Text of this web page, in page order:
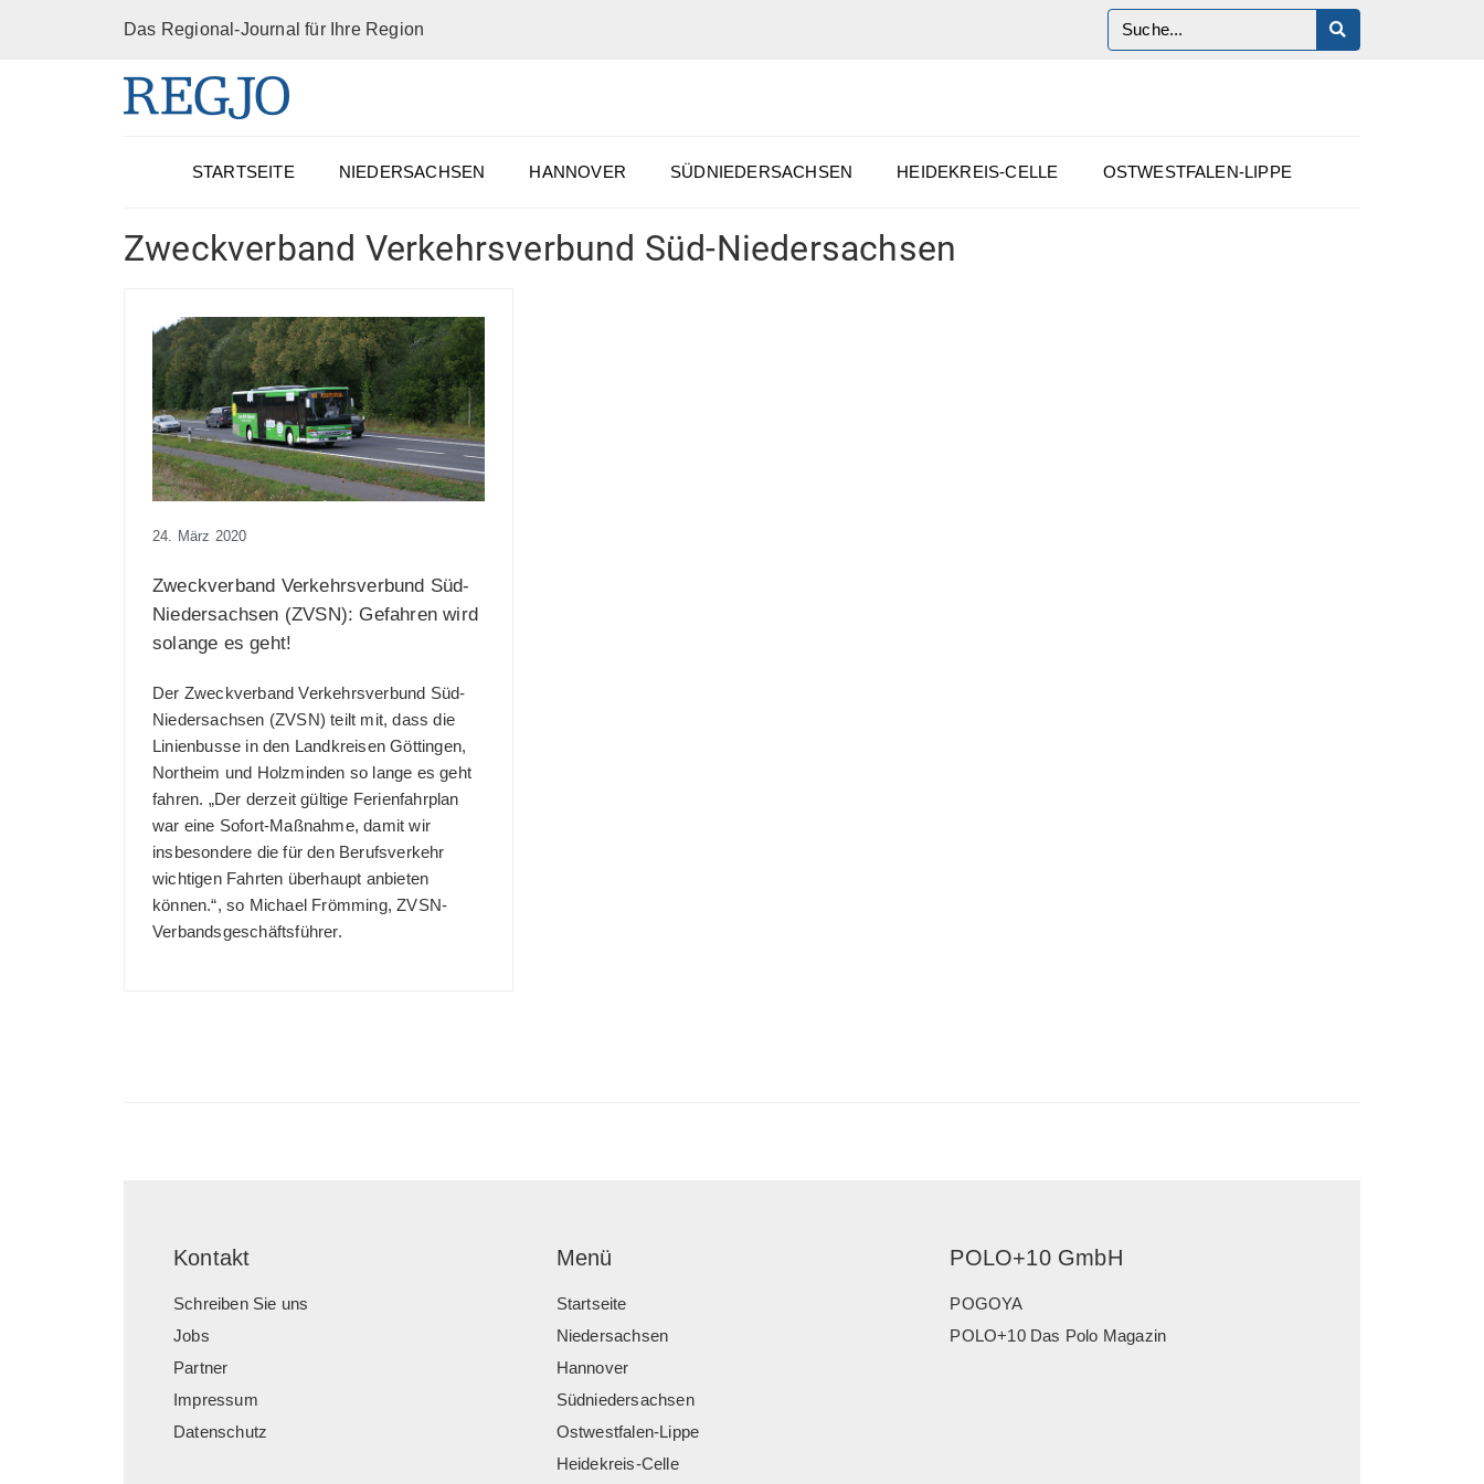
Das Regional-Journal für Ihre Region
STARTSEITE NIEDERSACHSEN HANNOVER SÜDNIEDERSACHSEN HEIDEKREIS-CELLE OSTWESTFALEN-LIPPE
Zweckverband Verkehrsverbund Süd-Niedersachsen
24. März 2020
Zweckverband Verkehrsverbund Süd-
Niedersachsen (ZVSN): Gefahren wird
solange es geht!
Der Zweckverband Verkehrsverbund Süd-
Niedersachsen (ZVSN) teilt mit, dass die
Linienbusse in den Landkreisen Göttingen,
Northeim und Holzminden so lange es geht
fahren. „Der derzeit gültige Ferienfahrplan
war eine Sofort-Maßnahme, damit wir
insbesondere die für den Berufsverkehr
wichtigen Fahrten überhaupt anbieten
können.“, so Michael Frömming, ZVSN-
Verbandsgeschäftsführer.
Kontakt
Schreiben Sie uns
Jobs
Partner
Impressum
Datenschutz
Menü
Startseite
Niedersachsen
Hannover
Südniedersachsen
Ostwestfalen-Lippe
Heidekreis-Celle
POLO+10 GmbH
POGOYA
POLO+10 Das Polo Magazin